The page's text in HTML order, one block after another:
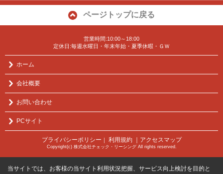
ページトップに戻る
営業時間:10:00～18:00
定休日:毎週水曜日・年末年始・夏季休暇・ＧＷ
ホーム
会社概要
お問い合わせ
PCサイト
プライバシーポリシー ｜ 利用規約 ｜アクセスマップ
Copyright(c) 株式会社チェック・リーシング All rights reserved.
当サイトでは、お客様の当サイト利用状況把握、サービス向上検討を目的と